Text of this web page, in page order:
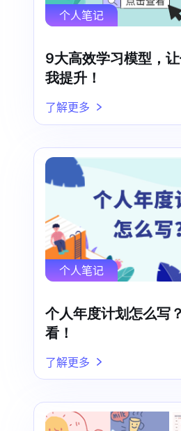
个人笔记
9大高效学习模型，
我提升！
了解更多
个人笔记
个人年度计划怎么写
看！
了解更多